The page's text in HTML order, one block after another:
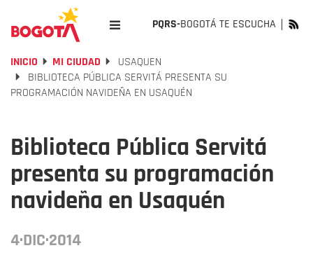
PQRS-BOGOTÁ TE ESCUCHA
INICIO MI CIUDAD
USAQUEN
BIBLIOTECA PÚBLICA SERVITÁ PRESENTA SU
PROGRAMACIÓN NAVIDEÑA EN USAQUÉN
Biblioteca Pública Servitá
presenta su programación
navideña en Usaquén
4·DIC·2014